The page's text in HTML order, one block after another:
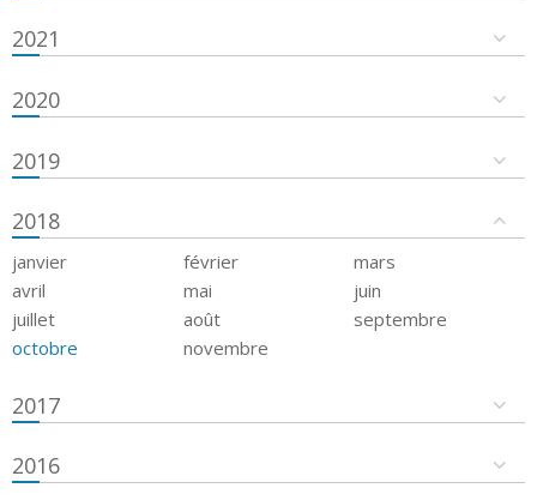
2021
2020
2019
2018
janvier février
mars
avril
mai
juin
juillet
août
septembre
octobre
novembre
2017
2016